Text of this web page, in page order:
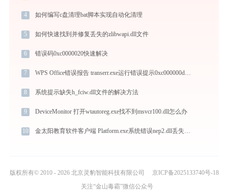
4 如何编写c盘清理bat脚本实现自动化清理
5 如何快速找到并修复丢失的zlibwapi.dll文件
6 错误码0xc0000020快速解决
7 WPS Office错误报告 transerr.exe运行错误提示0xc000000d的解决办法
8 系统提示缺失h_fciw.dll文件的解决方法
9 DeviceMonitor 打开wtautoreg.exe找不到msvcr100.dll怎么办
10 金太阳教育软件客户端 Platform.exe系统错误nep2.dll丢失如何解决
版权所有© 2010 - 2026 北京灵豹智能科技有限公司
京ICP备2025133740号-18
关注“金山毒霸”微信公众号